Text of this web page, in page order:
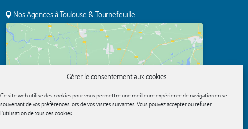
Gérer le consentement aux cookies
Ce site web utilise des cookies pour vous permettre une meilleure expérience de navigation en se
souvenant de vos préférences lors de vos visites suivantes. Vous pouvez accepter ou refuser
l'utilisation de tous ces cookies.
Nos Agences à Toulouse & Tournefeuille
activer ce contenu